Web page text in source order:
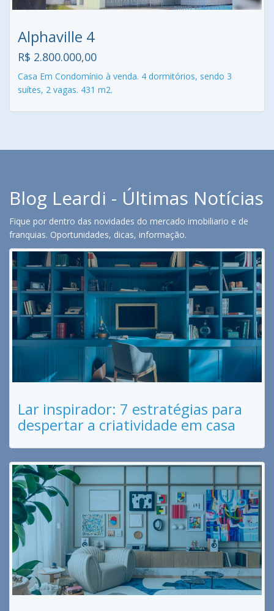
Alphaville 4
R$ 2.800.000,00
Casa Em Condomínio à venda. 4 dormitórios, sendo 3
suítes, 2 vagas. 431 m2.
Blog Leardi - Últimas Notícias
Fique por dentro das novidades do mercado imobiliario e de
franquias. Oportunidades, dicas, informação.
Lar inspirador: 7 estratégias para
despertar a criatividade em casa